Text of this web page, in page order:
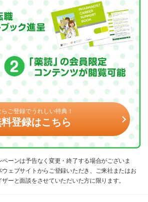
ご登録でうれしい特典！
登録はこちら
ーンは予告なく変更・終了する場合がございま
ェブサイトからご登録いただき、ご来社またはお
ーと面談をさせていただいた方に限ります。